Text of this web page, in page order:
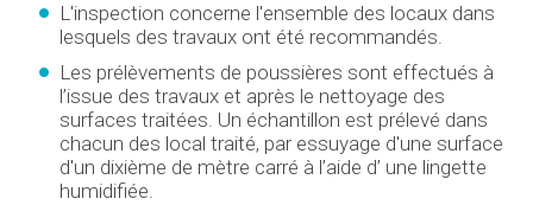
L'inspection concerne l'ensemble des locaux dans
lesquels des travaux ont été recommandés.
Les prélèvements de poussières sont effectués à
l’issue des travaux et après le nettoyage des
surfaces traitées. Un échantillon est prélevé dans
chacun des local traité, par essuyage d'une surface
d'un dixième de mètre carré à l’aide d’ une lingette
humidifiée.